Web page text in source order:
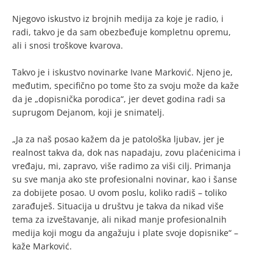
Njegovo iskustvo iz brojnih medija za koje je radio, i
radi, takvo je da sam obezbeđuje kompletnu opremu,
ali i snosi troškove kvarova.
Takvo je i iskustvo novinarke Ivane Marković. Njeno je,
međutim, specifično po tome što za svoju može da kaže
da je „dopisnička porodica“, jer devet godina radi sa
suprugom Dejanom, koji je snimatelj.
„Ja za naš posao kažem da je patološka ljubav, jer je
realnost takva da, dok nas napadaju, zovu plaćenicima i
vređaju, mi, zapravo, više radimo za viši cilj. Primanja
su sve manja ako ste profesionalni novinar, kao i šanse
za dobijete posao. U ovom poslu, koliko radiš – toliko
zarađuješ. Situacija u društvu je takva da nikad više
tema za izveštavanje, ali nikad manje profesionalnih
medija koji mogu da angažuju i plate svoje dopisnike“ –
kaže Marković.